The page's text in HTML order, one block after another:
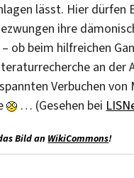
lässt. Hier dürfen
ihre
ob beim hilfreichen
an der
Verbuchen von
… (Gesehen bei
Bild an WikiCommons!